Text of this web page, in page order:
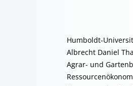
Humboldt-
Albrecht Daniel
Agrar- und